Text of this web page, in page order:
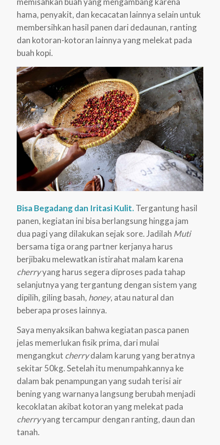
hama, penyakit, dan kecacatan lainnya selain untuk
membersihkan hasil panen dari dedaunan, ranting
dan kotoran-kotoran lainnya yang melekat pada
buah kopi.
Bisa Begadang dan Iritasi Kulit.Tergantung hasil
panen, kegiatan ini bisa berlangsung hingga jam
dua pagi yang dilakukan sejak sore. Jadilah Muti
bersama tiga orang partner kerjanya harus
berjibaku melewatkan istirahat malam karena
cherryyang harus segera diproses pada tahap
selanjutnya yang tergantung dengan sistem yang
dipilih, giling basah, honey, atau natural dan
beberapa proses lainnya.
Saya menyaksikan bahwa kegiatan pasca panen
jelas memerlukan fisik prima, dari mulai
mengangkut cherrydalam karung yang beratnya
sekitar 50kg. Setelah itu menumpahkannya ke
dalam bak penampungan yang sudah terisi air
bening yang warnanya langsung berubah menjadi
kecoklatan akibat kotoran yang melekat pada
cherryyang tercampur dengan ranting, daun dan
tanah.